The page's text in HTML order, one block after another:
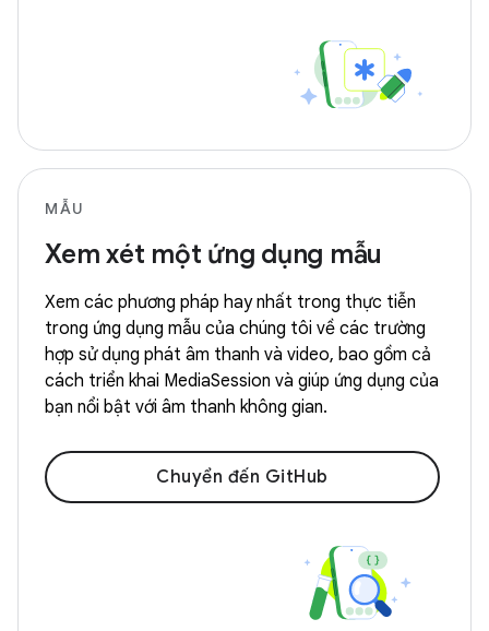
MẪU
Xem xét một ứng dụng mẫu
Xem các phương pháp hay nhất trong thực tiễn
trong ứng dụng mẫu của chúng tôi về các trường
hợp sử dụng phát âm thanh và video, bao gồm cả
cách triển khai MediaSession và giúp ứng dụng của
bạn nổi bật với âm thanh không gian.
Chuyển đến GitHub